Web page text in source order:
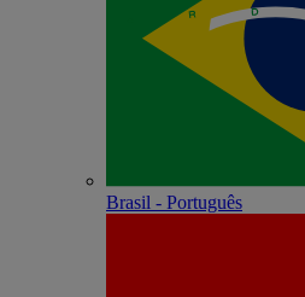
Brasil - Português